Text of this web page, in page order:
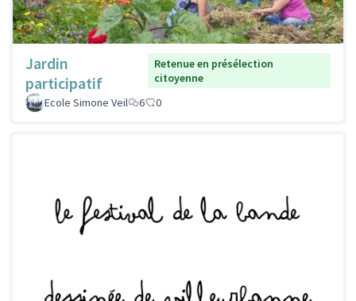
Jardin
participatif
Retenue en présélection
citoyenne
Ecole Simone Veil
6 0